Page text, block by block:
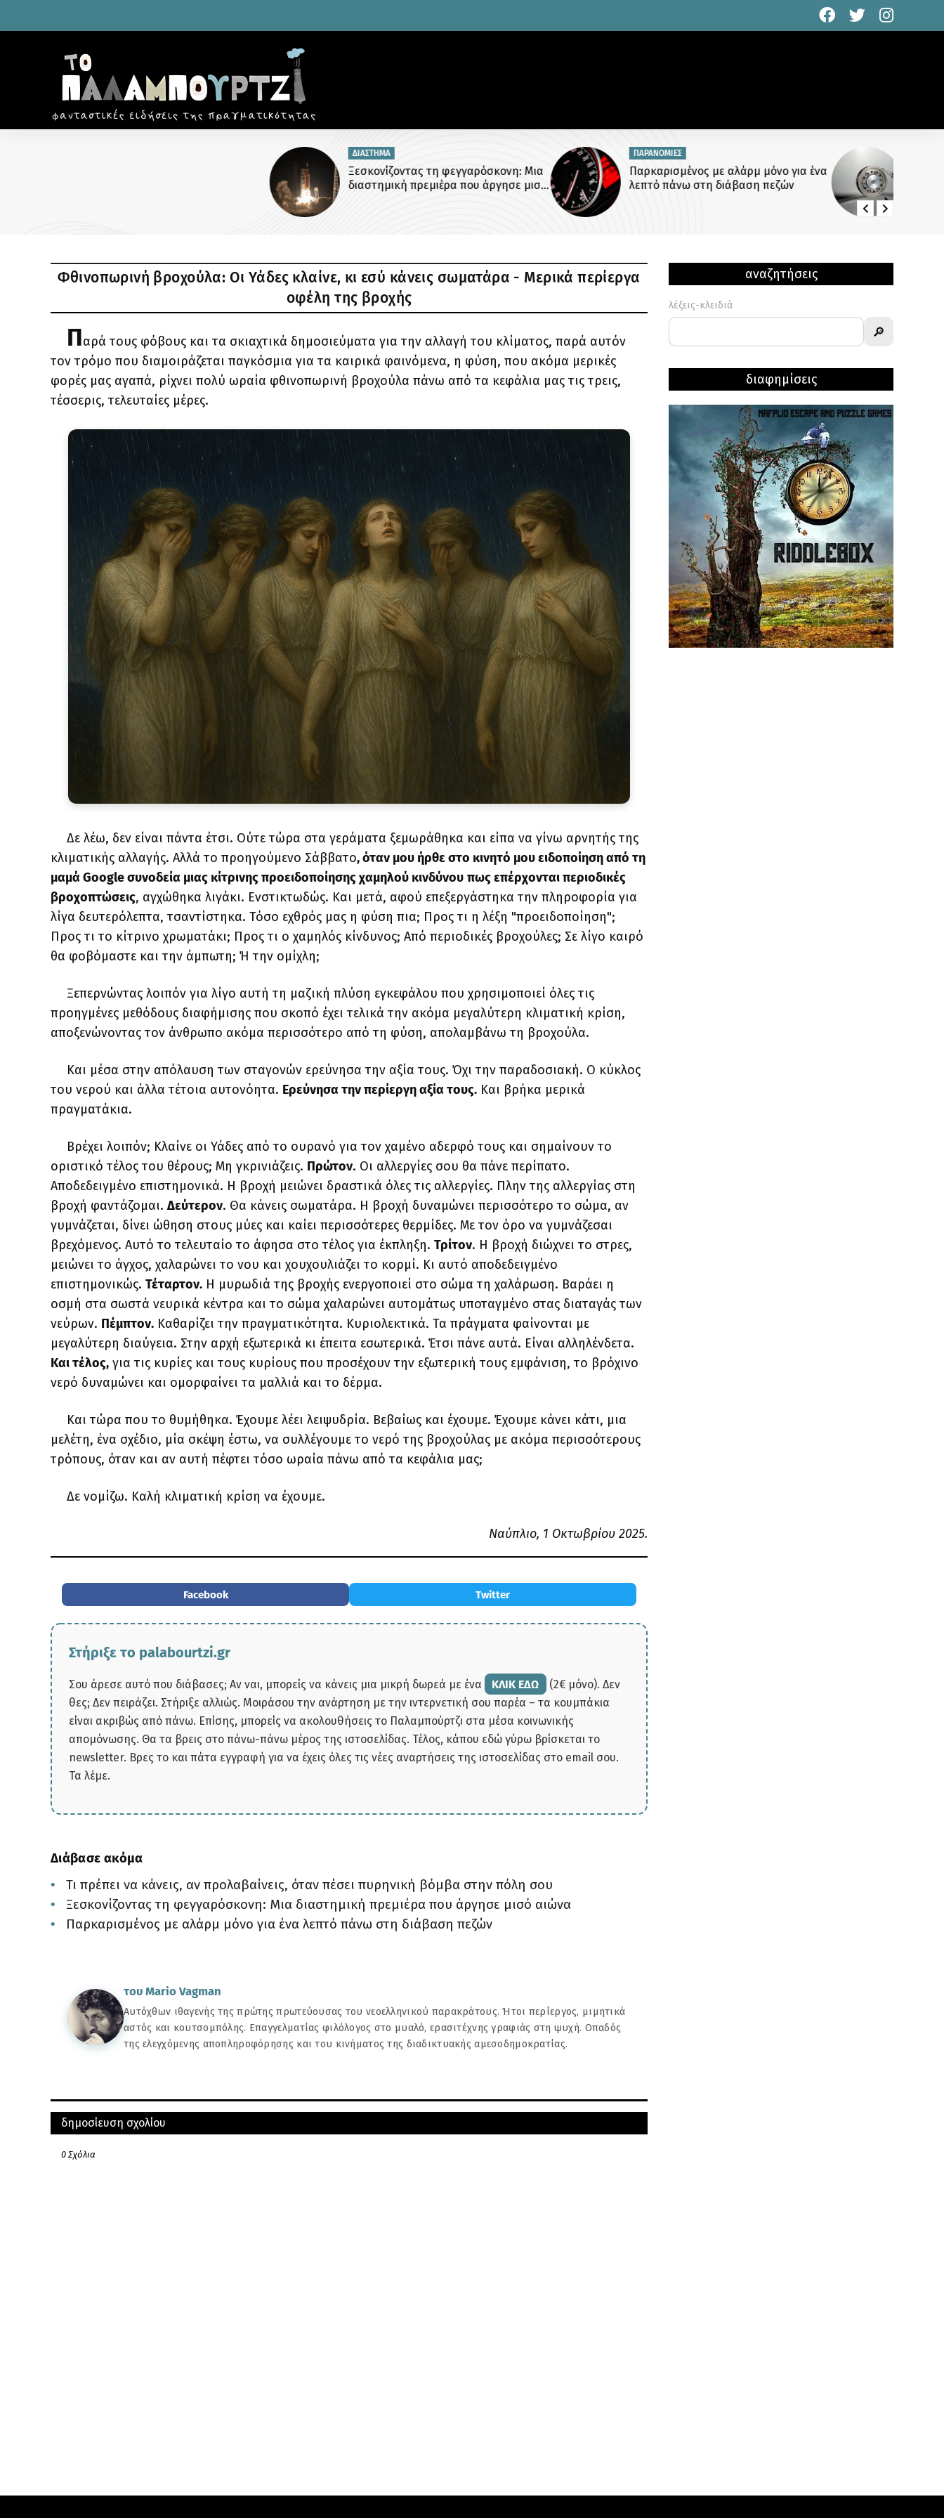
Ξεσκονίζοντας τη φεγγαρόσκονη: Μια
διαστημική πρεμιέρα που άργησε μισό
Παρκαρισμένος με αλάρμ μόνο για ένα
λεπτό πάνω στη διάβαση πεζών
Είμαστε όλοι ψηφιακοί ρακοσυλλέκτες:
Το μεγάλο ψέμα της αποθήκευσης
Φθινοπωρινή βροχούλα: Οι Υάδες κλαίνε, κι εσύ κάνεις σωματάρα - Μερικά περίεργα
οφέλη της βροχής
Παρά τους φόβους και τα σκιαχτικά δημοσιεύματα για την αλλαγή του κλίματος, παρά αυτόν
τον τρόμο που διαμοιράζεται παγκόσμια για τα καιρικά φαινόμενα, η φύση, που ακόμα μερικές
φορές μας αγαπά, ρίχνει πολύ ωραία φθινοπωρινή βροχούλα πάνω από τα κεφάλια μας τις τρεις,
τέσσερις, τελευταίες μέρες.
Δε λέω, δεν είναι πάντα έτσι. Ούτε τώρα στα γεράματα ξεμωράθηκα και είπα να γίνω αρνητής της
κλιματικής αλλαγής. Αλλά το προηγούμενο Σάββατο, όταν μου ήρθε στο κινητό μου ειδοποίηση από τη
μαμά Google συνοδεία μιας κίτρινης προειδοποίησης χαμηλού κινδύνου πως επέρχονται περιοδικές
βροχοπτώσεις, αγχώθηκα λιγάκι. Ενστικτωδώς. Και μετά, αφού επεξεργάστηκα την πληροφορία για
λίγα δευτερόλεπτα, τσαντίστηκα. Τόσο εχθρός μας η φύση πια; Προς τι η λέξη "προειδοποίηση";
Προς τι το κίτρινο χρωματάκι; Προς τι ο χαμηλός κίνδυνος; Από περιοδικές βροχούλες; Σε λίγο καιρό
θα φοβόμαστε και την άμπωτη; Ή την ομίχλη;
Ξεπερνώντας λοιπόν για λίγο αυτή τη μαζική πλύση εγκεφάλου που χρησιμοποιεί όλες τις
προηγμένες μεθόδους διαφήμισης που σκοπό έχει τελικά την ακόμα μεγαλύτερη κλιματική κρίση,
αποξενώνοντας τον άνθρωπο ακόμα περισσότερο από τη φύση, απολαμβάνω τη βροχούλα.
Και μέσα στην απόλαυση των σταγονών ερεύνησα την αξία τους. Όχι την παραδοσιακή. Ο κύκλος
του νερού και άλλα τέτοια αυτονόητα. Ερεύνησα την περίεργη αξία τους. Και βρήκα μερικά
πραγματάκια.
Βρέχει λοιπόν; Κλαίνε οι Υάδες από το ουρανό για τον χαμένο αδερφό τους και σημαίνουν το
οριστικό τέλος του θέρους; Μη γκρινιάζεις. Πρώτον. Οι αλλεργίες σου θα πάνε περίπατο.
Αποδεδειγμένο επιστημονικά. Η βροχή μειώνει δραστικά όλες τις αλλεργίες. Πλην της αλλεργίας στη
βροχή φαντάζομαι. Δεύτερον. Θα κάνεις σωματάρα. Η βροχή δυναμώνει περισσότερο το σώμα, αν
γυμνάζεται, δίνει ώθηση στους μύες και καίει περισσότερες θερμίδες. Με τον όρο να γυμνάζεσαι
βρεχόμενος. Αυτό το τελευταίο το άφησα στο τέλος για έκπληξη. Τρίτον. Η βροχή διώχνει το στρες,
μειώνει το άγχος, χαλαρώνει το νου και χουχουλιάζει το κορμί. Κι αυτό αποδεδειγμένο
επιστημονικώς. Τέταρτον. Η μυρωδιά της βροχής ενεργοποιεί στο σώμα τη χαλάρωση. Βαράει η
οσμή στα σωστά νευρικά κέντρα και το σώμα χαλαρώνει αυτομάτως υποταγμένο στας διαταγάς των
νεύρων. Πέμπτον. Καθαρίζει την πραγματικότητα. Κυριολεκτικά. Τα πράγματα φαίνονται με
μεγαλύτερη διαύγεια. Στην αρχή εξωτερικά κι έπειτα εσωτερικά. Έτσι πάνε αυτά. Είναι αλληλένδετα.
Και τέλος, για τις κυρίες και τους κυρίους που προσέχουν την εξωτερική τους εμφάνιση, το βρόχινο
νερό δυναμώνει και ομορφαίνει τα μαλλιά και το δέρμα.
Και τώρα που το θυμήθηκα. Έχουμε λέει λειψυδρία. Βεβαίως και έχουμε. Έχουμε κάνει κάτι, μια
μελέτη, ένα σχέδιο, μία σκέψη έστω, να συλλέγουμε το νερό της βροχούλας με ακόμα περισσότερους
τρόπους, όταν και αν αυτή πέφτει τόσο ωραία πάνω από τα κεφάλια μας;
Δε νομίζω. Καλή κλιματική κρίση να έχουμε.
Ναύπλιο, 1 Οκτωβρίου 2025.
Facebook Twitter
Στήριξε το palabourtzi.gr
Σου άρεσε αυτό που διάβασες; Αν ναι, μπορείς να κάνεις μια μικρή δωρεά με ένα ΚΛΙΚ ΕΔΩ
(2€ μόνο). Δεν
θες; Δεν πειράζει. Στήριξε αλλιώς. Μοιράσου την ανάρτηση με την ιντερνετική σου παρέα – τα κουμπάκια
είναι ακριβώς από πάνω. Επίσης, μπορείς να ακολουθήσεις το Παλαμπούρτζι στα μέσα κοινωνικής
απομόνωσης. Θα τα βρεις στο πάνω-πάνω μέρος της ιστοσελίδας. Τέλος, κάπου εδώ γύρω βρίσκεται το
newsletter. Βρες το και πάτα εγγραφή για να έχεις όλες τις νέες αναρτήσεις της ιστοσελίδας στο email σου.
Τα λέμε.
Διάβασε ακόμα
Τι πρέπει να κάνεις, αν προλαβαίνεις, όταν πέσει πυρηνική βόμβα στην πόλη σου
Ξεσκονίζοντας τη φεγγαρόσκονη: Μια διαστημική πρεμιέρα που άργησε μισό αιώνα
Παρκαρισμένος με αλάρμ μόνο για ένα λεπτό πάνω στη διάβαση πεζών
του Mario Vagman
Αυτόχθων ιθαγενής της πρώτης πρωτεύουσας του νεοελληνικού παρακράτους. Ήτοι περίεργος, μιμητικά
αστός και κουτσομπόλης. Επαγγελματίας φιλόλογος στο μυαλό, ερασιτέχνης γραφιάς στη ψυχή. Οπαδός
της ελεγχόμενης αποπληροφόρησης και του κινήματος της διαδικτυακής αμεσοδημοκρατίας.
Στην Ελλάδα λοιδορούνται δημόσια
ΠΑΛΑΙΌΤΕΡΗ
του Mario Vagman
μπορεί να σας αρέσουν αυτές οι αναρτήσεις
δημοσίευση σχολίου
0 Σχόλια
αναζητήσεις
λέξεις-κλειδιά
🔎
διαφημίσεις